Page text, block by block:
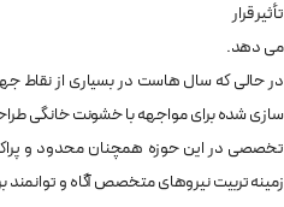
تأثیر قرار
می دهد.
در حالی که سال هاست در بسیاری از نقاط
سازی شده برای مواجهه با خشونت خانگی
تخصصی در این حوزه همچنان محدود و
زمینه تربیت نیروهای متخصص آگاه و